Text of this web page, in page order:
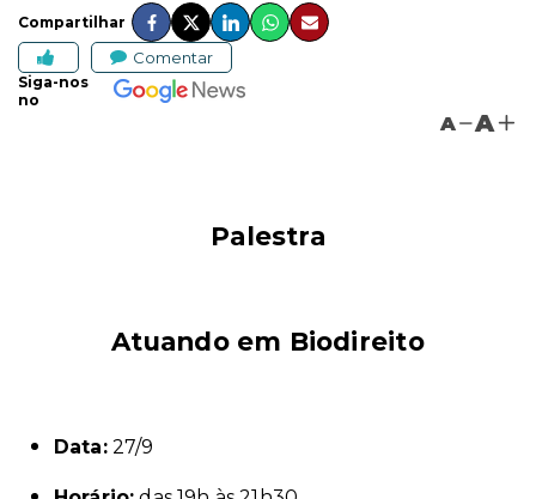
Compartilhar
Comentar
Siga-nos
no
A A
Palestra
Atuando em Biodireito
Data:27/9